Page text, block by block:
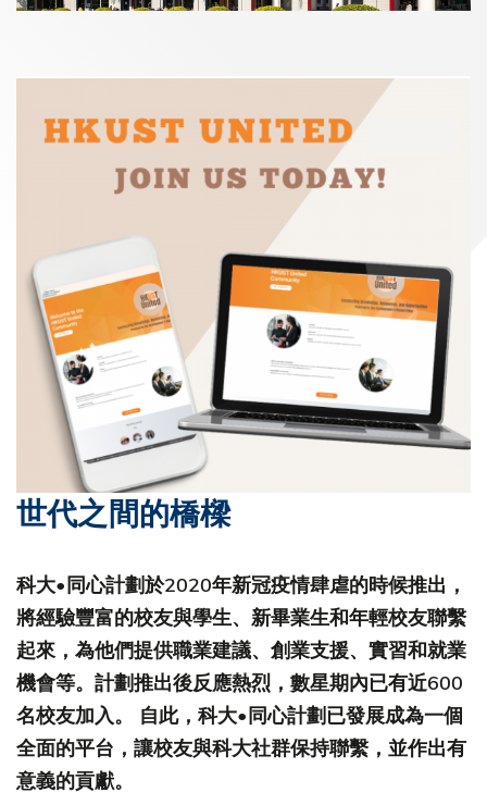
世代之間的橋樑
科大•同心計劃於2020年新冠疫情肆虐的時候推出，
將經驗豐富的校友與學生、新畢業生和年輕校友聯繫
起來，為他們提供職業建議、創業支援、實習和就業
機會等。計劃推出後反應熱烈，數星期內已有近600
名校友加入。 自此，科大•同心計劃已發展成為一個
全面的平台，讓校友與科大社群保持聯繫，並作出有
意義的貢獻。